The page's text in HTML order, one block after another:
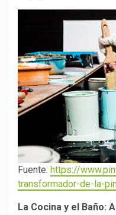
Fuente: https://
transformador-de-la-
La Cocina y el Baño: